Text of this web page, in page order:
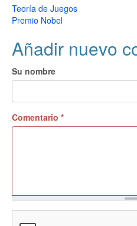
Teoría de Juegos
Premio Nobel
Añadir nuevo
Su nombre
Comentario *